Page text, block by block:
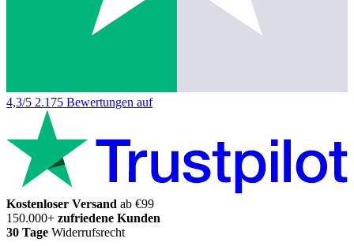
4,3/5 2.175 Bewertungen auf
Kostenloser Versand ab €99
150.000+ zufriedene Kunden
30 Tage Widerrufsrecht